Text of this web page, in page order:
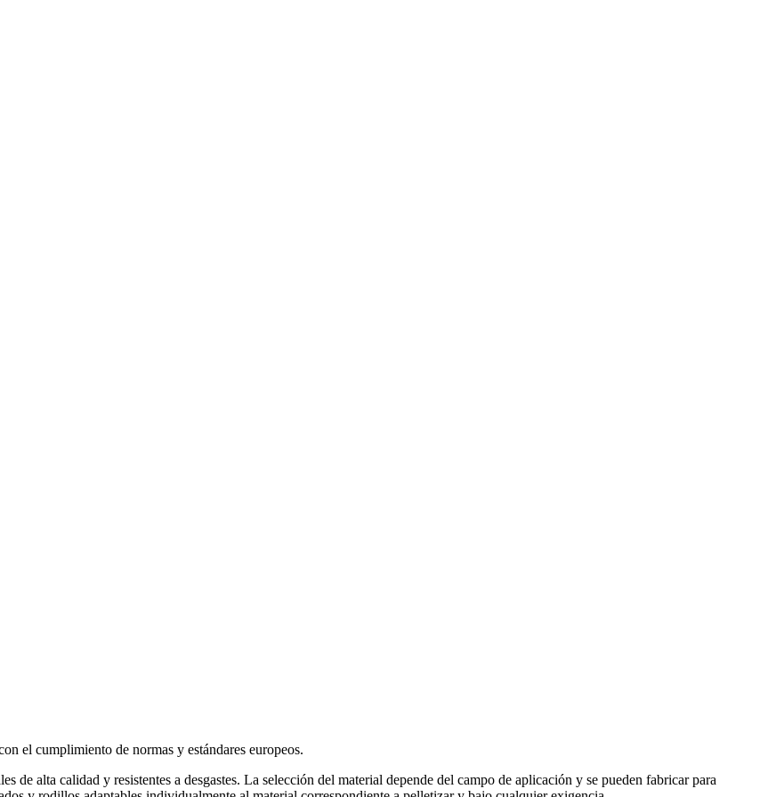
el cumplimiento de normas y estándares europeos.
de alta calidad y resistentes a desgastes. La selección del material depende del campo de aplicación y se pueden fabricar para